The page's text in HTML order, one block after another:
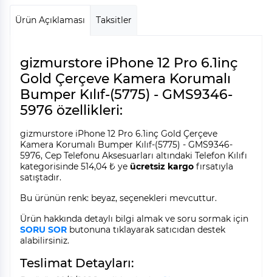
Ürün Açıklaması Taksitler
gizmurstore iPhone 12 Pro 6.1inç
Gold Çerçeve Kamera Korumalı
Bumper Kılıf-(5775) - GMS9346-
5976 özellikleri:
gizmurstore iPhone 12 Pro 6.1inç Gold Çerçeve
Kamera Korumalı Bumper Kılıf-(5775) - GMS9346-
5976, Cep Telefonu Aksesuarları altındaki Telefon Kılıfı
kategorisinde 514,04 ₺ ye ücretsiz kargo fırsatıyla
satıştadır.
Bu ürünün renk: beyaz, seçenekleri mevcuttur.
Ürün hakkında detaylı bilgi almak ve soru sormak için
SORU SOR butonuna tıklayarak satıcıdan destek
alabilirsiniz.
Teslimat Detayları: